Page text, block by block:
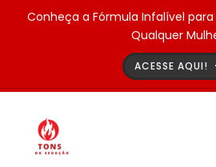
Conheça a Fórmula Infalível
Qualquer
ACESSE AQUI!